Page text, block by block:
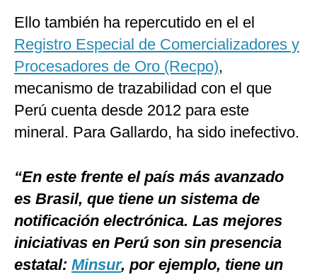
Ello también ha repercutido en el el
Registro Especial de Comercializadores y
Procesadores de Oro (Recpo),
mecanismo de trazabilidad con el que
Perú cuenta desde 2012 para este
mineral. Para Gallardo, ha sido inefectivo.
“En este frente el país más avanzado
es Brasil, que tiene un sistema de
notificación electrónica. Las mejores
iniciativas en Perú son sin presencia
estatal: Minsur, por ejemplo, tiene un